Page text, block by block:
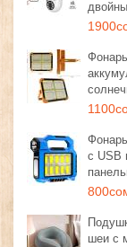
с USB
шеи с